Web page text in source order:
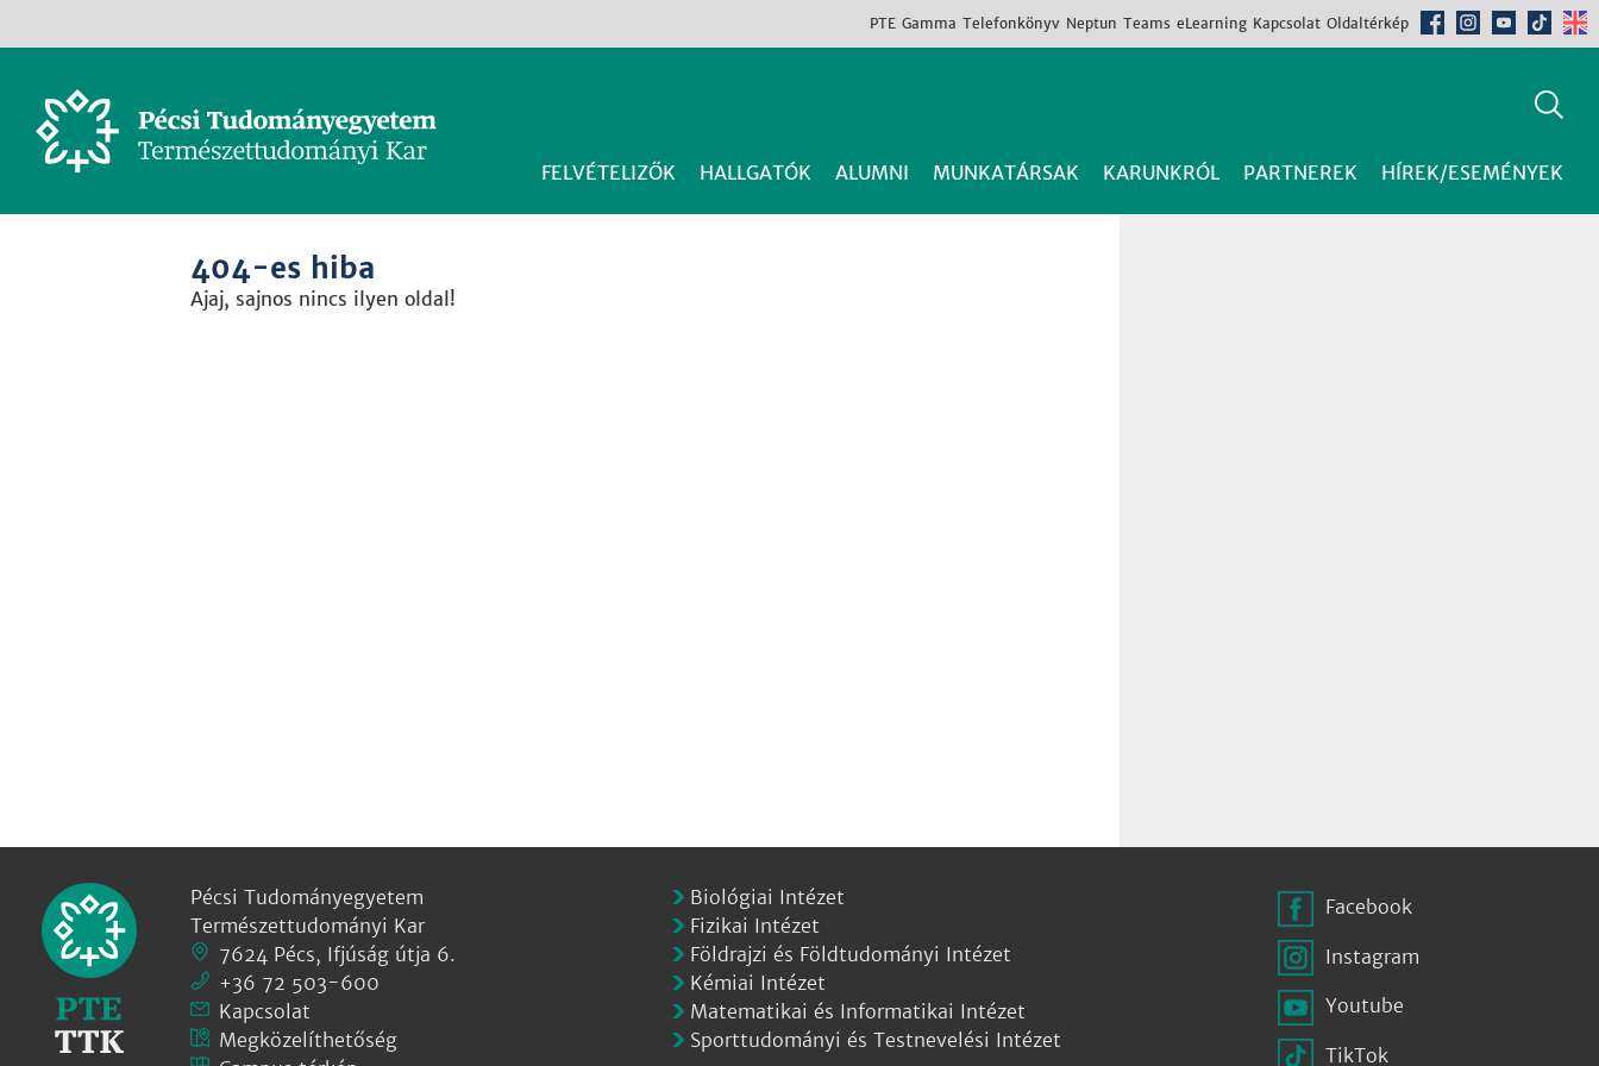
PTE Gamma Telefonkönyv Neptun Teams eLearning Kapcsolat Oldaltérkép
FELVÉTELIZŐK HALLGATÓK ALUMNI MUNKATÁRSAK KARUNKRÓL PARTNEREK HÍREK/ESEMÉNYEK
404-es hiba
Ajaj, sajnos nincs ilyen oldal!
Pécsi Tudományegyetem
Természettudományi Kar
7624 Pécs, Ifjúság útja 6.
+36 72 503-600
Kapcsolat
Megközelíthetőség
Biológiai Intézet
Fizikai Intézet
Földrajzi és Földtudományi Intézet
Kémiai Intézet
Matematikai és Informatikai Intézet
Sporttudományi és Testnevelési Intézet
Facebook
Instagram
Youtube
TikTok